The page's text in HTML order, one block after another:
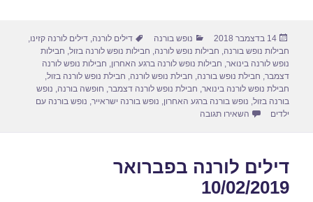
e
b
o
o
o
d
o
n
e
פורסם
בתאריך
14 בדצמבר 2018 קטגוריות
נופש בורנה תגיות
דילים לורנה,דילים לורנה קזינו,
חבילות נופש בורנה, חבילות נופש לורנה, חבילות נופש לורנה בזול, חבילות
נופש לורנה בינואר, חבילות נופש לורנה ברגע האחרון, חבילות נופש לורנה
דצמבר, חבילת נופש בורנה, חבילת נופש לורנה, חבילת נופש לורנה בזול,
חבילת נופש לורנה בינואר, חבילת נופש לורנה דצמבר, חופשה בורנה, נופש
בורנה בזול, נופש בורנה ברגע האחרון, נופש בורנה ישראייר, נופש בורנה עם
ילדים
השאירו תגובה
דילים לורנה בפברואר
10/02/2019